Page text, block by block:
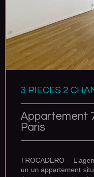
3 PIECES 2
Appartement
Paris
TROCADERO -
un un appartement